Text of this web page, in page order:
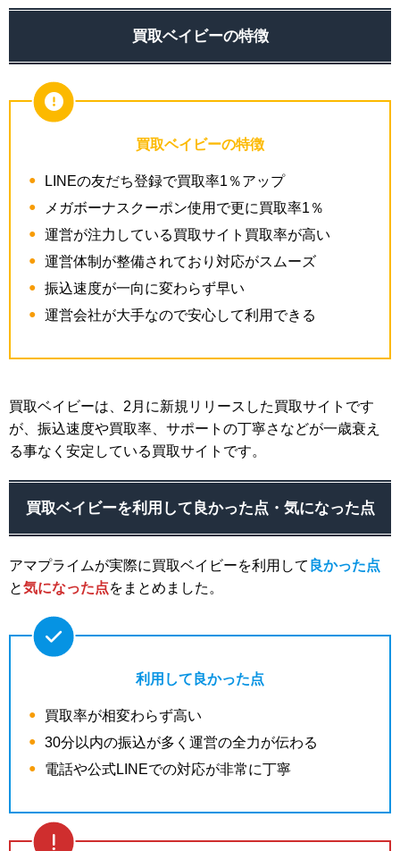
買取ベイビーの特徴
買取ベイビーの特徴
LINEの友だち登録で買取率1％アップ
メガボーナスクーポン使用で更に買取率1％
運営が注力している買取サイト買取率が高い
運営体制が整備されており対応がスムーズ
振込速度が一向に変わらず早い
運営会社が大手なので安心して利用できる
買取ベイビーは、2月に新規リリースした買取サイトです
が、振込速度や買取率、サポートの丁寧さなどが一歳衰え
る事なく安定している買取サイトです。
買取ベイビーを利用して良かった点・気になった点
アマプライムが実際に買取ベイビーを利用して 良かった点
と気になった点をまとめました。
利用して良かった点
買取率が相変わらず高い
30分以内の振込が多く運営の全力が伝わる
電話や公式LINEでの対応が非常に丁寧